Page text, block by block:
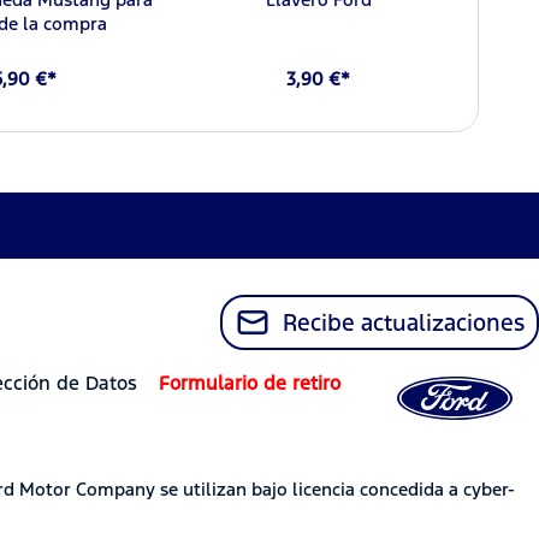
la compra
€* 3,90 €*
Recibe actualizaciones
de Datos
Formulario de retiro
Motor Company se utilizan bajo licencia concedida a cyber-